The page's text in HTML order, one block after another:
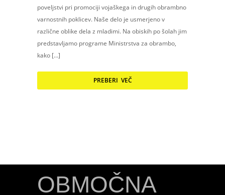
poveljstvi pri promociji vojaškega in drugih obrambno
varnostnih poklicev. Naše delo je usmerjeno v
različne oblike dela z mladimi. Na obiskih po šolah jim
predstavljamo programe Ministrstva za obrambo,
kako […]
PREBERI VEČ
OBMOČNA